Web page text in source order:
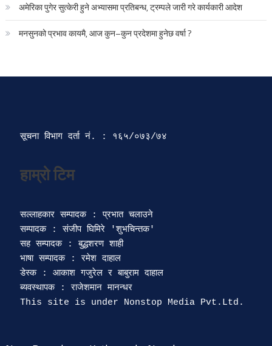
अमेरिका पुगेर सुत्केरी हुने अभ्यासमा प्रतिबन्ध, ट्रम्पले जारी गरे कार्यकारी आदेश
मनसुनको प्रभाव कायमै, आज कुन–कुन प्रदेशमा हुनेछ वर्षा ?
सूचना विभाग दर्ता‍ नं. : १६५/०७३/७४
हाम्रो टिम
सल्लाहकार सम्पादक : प्रभात चलाउने
सम्पादक : संजीप घिमिरे 'शुभचिन्तक'
सह सम्पादक : बुद्धशरण शाही
भाषा सम्पादक : रमेश दाहाल
डेस्क : आकाश गजुरेल र बाबुराम दाहाल
ब्यवस्थापक : राजेशमान मानन्धर